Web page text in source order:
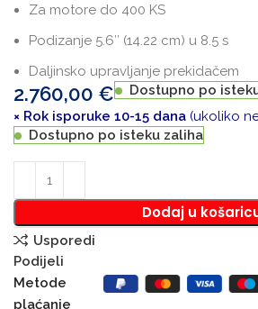
Za motore do 400 KS
Podizanje 5.6″ (14.22 cm) u 8.5 s
Daljinsko upravljanje prekidačem
2.760,00 €
Dostupno po
× Rok isporuke 10-15 dana (ukoliko
Dostupno po isteku zaliha
Dodaj u
Usporedi
Podijeli
Metode
plaćanje